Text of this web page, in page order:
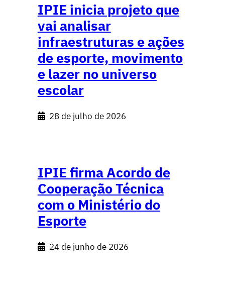
IPIE inicia projeto que
vai analisar
infraestruturas e ações
de esporte, movimento
e lazer no universo
escolar
28 de julho de 2026
IPIE firma Acordo de
Cooperação Técnica
com o Ministério do
Esporte
24 de junho de 2026